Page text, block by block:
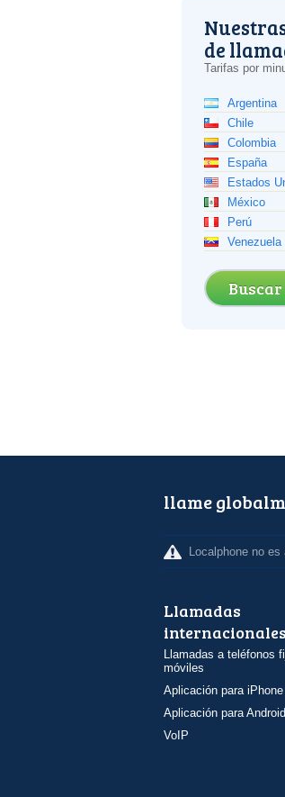
de
Tarifas por
Argentina
Chile
Colombia
España
Estados
México
Perú
Venezuela
llame
Localphone no
Llamadas
internacionales
Llamadas a teléfonos
móviles
Aplicación para iPhone
Aplicación para Android
VoIP